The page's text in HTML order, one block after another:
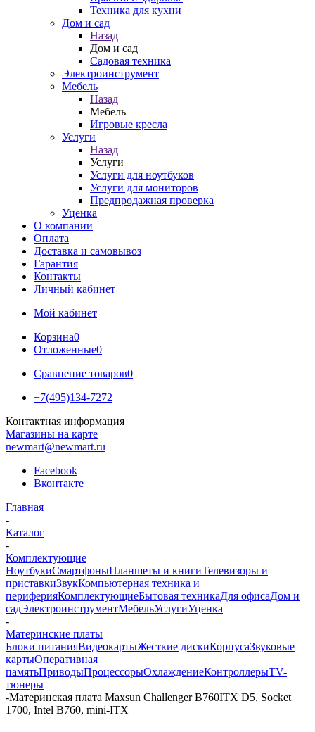
Техника для кухни
Дом и сад
Назад
Дом и сад
Садовая техника
Электроинструмент
Мебель
Назад
Мебель
Игровые кресла
Услуги
Назад
Услуги
Услуги для ноутбуков
Услуги для мониторов
Предпродажная проверка
Уценка
О компании
Оплата
Доставка и самовывоз
Гарантия
Контакты
Личный кабинет
Мой кабинет
Корзина0
Отложенные0
Сравнение товаров0
+7(495)134-7272
Контактная информация
Магазины на карте
newmart@newmart.ru
Facebook
Вконтакте
Главная
-
Каталог
-
Комплектующие
НоутбукиСмартфоныПланшеты и книгиТелевизоры и
приставкиЗвукКомпьютерная техника и
периферияКомплектующиеБытовая техникаДля офисаДом и
садЭлектроинструментМебельУслугиУценка
-
Материнские платы
Блоки питанияВидеокартыЖесткие дискиКорпусаЗвуковые
картыОперативная
памятьПриводыПроцессорыОхлаждениеКонтроллерыTV-
тюнеры
-Материнская плата Maxsun Challenger B760ITX D5, Socket
1700, Intel B760, mini-ITX